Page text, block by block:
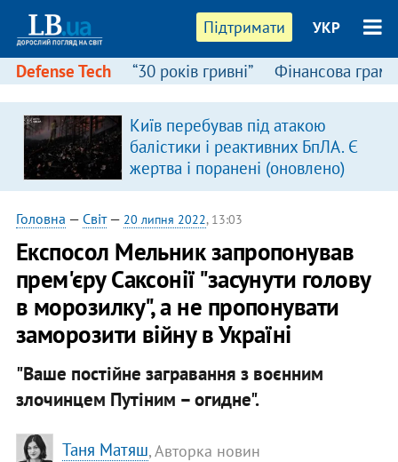
Підтримати УКР
Defense Tech “30 років гривні” Фінансова
Київ перебував під атакою
балістики і реактивних БпЛА. Є
жертва і поранені (оновлено)
Головна — Світ— 20 липня 2022, 13:03
Експосол Мельник запропонував
прем'єру Саксонії "засунути голову
в морозилку", а не пропонувати
заморозити війну в Україні
"Ваше постійне загравання з воєнним
злочинцем Путіним – огидне".
Таня Матяш, Авторка новин